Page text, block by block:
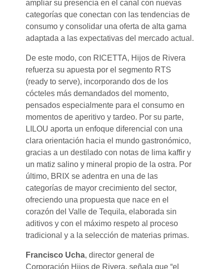
ampliar su presencia en el canal con nuevas
categorías que conectan con las tendencias de
consumo y consolidar una oferta de alta gama
adaptada a las expectativas del mercado actual.
De este modo, con RICETTA, Hijos de Rivera
refuerza su apuesta por el segmento RTS
(ready to serve), incorporando dos de los
cócteles más demandados del momento,
pensados especialmente para el consumo en
momentos de aperitivo y tardeo. Por su parte,
LILOU aporta un enfoque diferencial con una
clara orientación hacia el mundo gastronómico,
gracias a un destilado con notas de lima kaffir y
un matiz salino y mineral propio de la ostra. Por
último, BRIX se adentra en una de las
categorías de mayor crecimiento del sector,
ofreciendo una propuesta que nace en el
corazón del Valle de Tequila, elaborada sin
aditivos y con el máximo respeto al proceso
tradicional y a la selección de materias primas.
Francisco Ucha, director general de
Corporación Hijos de Rivera, señala que “el